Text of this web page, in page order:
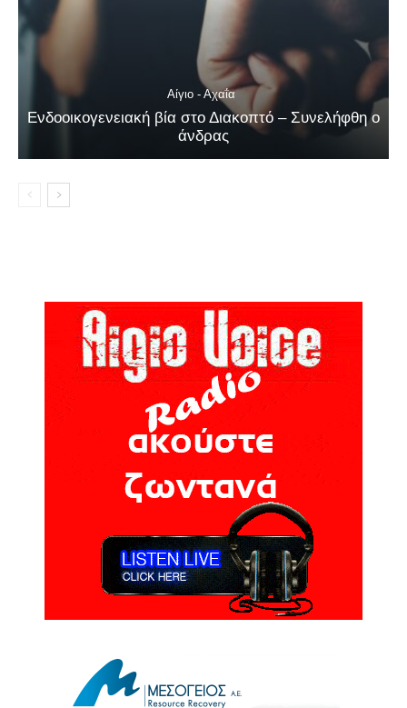
Αίγιο - Αχαΐα
Ενδοοικογενειακή βία στο Διακοπτό – Συνελήφθη ο
άνδρας